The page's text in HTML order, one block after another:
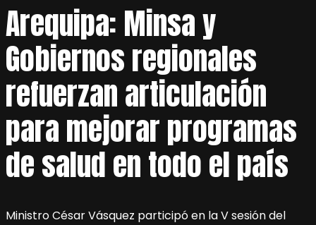
Arequipa: Minsa y
Gobiernos regionales
refuerzan articulación
para mejorar programas
de salud en todo el país
Ministro César Vásquez participó en la V sesión del